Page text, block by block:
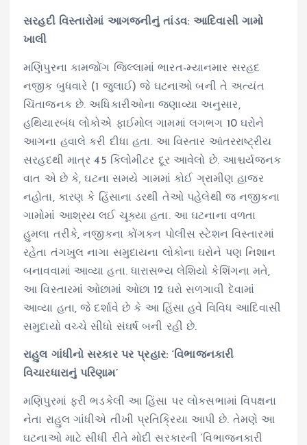
સરહદી વિસ્તારોમાં આગજનીનું તાંડવ: આદિવાસી ગામો
ખાલી
મણિપુરના કામજોંગ જિલ્લામાં ભારત-મ્યાનમાર સરહદ
નજીક બુધવારે (1 જુલાઈ) જે ઘટનાઓ બની તે અત્યંત
ચિંતાજનક છે. અધિકારીઓના જણાવ્યા અનુસાર,
હથિયારબંધ લોકોએ ફાઈમોલ ગામમાં લગભગ 10 ઘરોને
આગના હવાલે કરી દીધા હતા. આ વિસ્તાર આંતરરાષ્ટ્રીય
સરહદથી માત્ર 45 કિલોમીટર દૂર આવેલો છે. આશ્ચર્યજનક
વાત એ છે કે, ઘટના સમયે ગામમાં કોઈ ગ્રામીણ હાજર
નહોતા, કારણ કે હિંસાના ડરથી તેઓ પહેલેથી જ નજીકના
ગામોમાં આશ્રય લઈ ચૂક્યા હતા. આ ઘટનાના વળતા
હુમલા તરીકે, નજીકના કોંગકન પોલીસ સ્ટેશન વિસ્તારમાં
રહેતા તંગખુલ નાગા સમુદાયના લોકોના ઘરોને પણ નિશાન
બનાવવામાં આવ્યા હતા. ધારાસભ્ય લેશિયો કેશિંગના મતે,
આ વિસ્તારમાં ઓછામાં ઓછા 12 ઘરો સળગાવી દેવામાં
આવ્યા હતા, જે દર્શાવે છે કે આ હિંસા હવે વિવિધ આદિવાસી
સમુદાયો વચ્ચે સીધો સંઘર્ષ બની રહી છે.
રાહુલ ગાંધીનો સરકાર પર પ્રહાર: ‘વિભાજનકારી
વિચારધારાનું પરિણામ’
મણિપુરમાં ફરી ભડકેલી આ હિંસા પર લોકસભામાં વિપક્ષના
નેતા રાહુલ ગાંધીએ તીખી પ્રતિક્રિયા આપી છે. તેમણે આ
ઘટનાઓ માટે સીધી રીતે મોદી સરકારની ‘વિભાજનકારી